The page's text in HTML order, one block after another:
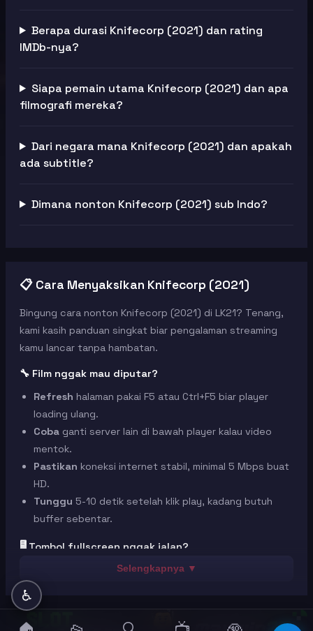
Berapa durasi Knifecorp (2021) dan rating
IMDb-nya?
Siapa pemain utama Knifecorp (2021) dan apa
filmografi mereka?
Dari negara mana Knifecorp (2021) dan apakah
ada subtitle?
Dimana nonton Knifecorp (2021) sub Indo?
📋 Cara Menyaksikan Knifecorp (2021)
Bingung cara nonton Knifecorp (2021) di LK21? Tenang,
kami kasih panduan singkat biar pengalaman streaming
kamu lancar tanpa hambatan.
🔧 Film nggak mau diputar?
Refresh halaman pakai F5 atau Ctrl+F5 biar player
loading ulang.
Coba ganti server lain di bawah player kalau video
mentok.
Pastikan koneksi internet stabil, minimal 5 Mbps buat
HD.
Tunggu 5-10 detik setelah klik play, kadang butuh
buffer sebentar.
🖥️ Tombol fullscreen nggak jalan?
ke browser Chrome versi terbaru biar
kompatibel.
Tekan
cache browser dulu, soalnya data lama bisa
Selengkapnya ▼
♿